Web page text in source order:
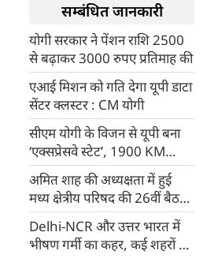
सम्बंधित जानकारी
योगी सरकार ने पेंशन राशि 2500
से बढ़ाकर 3000 रुपए प्रतिमाह की
एआई मिशन को गति देगा यूपी डाटा
सेंटर क्लस्टर : CM योगी
सीएम योगी के विजन से यूपी बना
‘एक्सप्रेसवे स्टेट’, 1900 KM
नेटवर्क के साथ विकास को मिली
रफ्तार
अमित शाह की अध्यक्षता में हुई
मध्य क्षेत्रीय परिषद की 26वीं बैठक,
सीएम योगी समेत 4 राज्यों के
मुख्यमंत्री शामिल
Delhi-NCR और उत्तर भारत में
भीषण गर्मी का कहर, कई शहरों में